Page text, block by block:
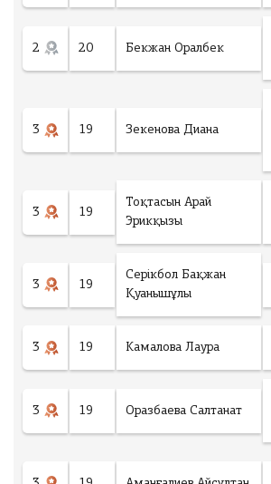
2 20 Бекжан Оралбек
3 19 Зекенова Диана
3 19
Тоқтасын Арай
Эрикқызы
3 19
Серікбол Бақжан
Қуанышұлы
3 19 Камалова Лаура
3 19 Оразбаева Салтанат